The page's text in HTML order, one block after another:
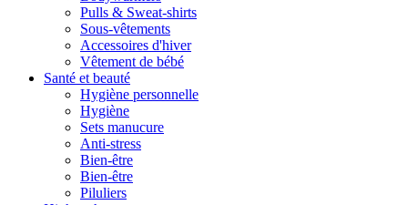
Pulls & Sweat-shirts
Sous-vêtements
Accessoires d'hiver
Vêtement de bébé
Santé et beauté
Hygiène personnelle
Hygiène
Sets manucure
Anti-stress
Bien-être
Bien-être
Piluliers